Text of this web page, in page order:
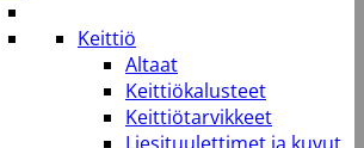
Keittiö
Altaat
Keittiökalusteet
Keittiötarvikkeet